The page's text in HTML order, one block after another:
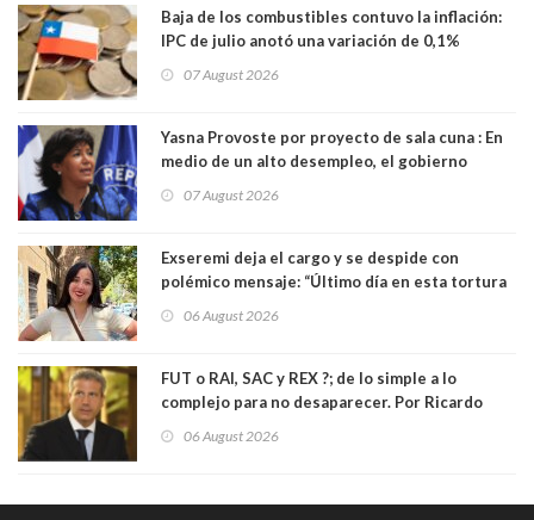
Baja de los combustibles contuvo la inflación:
IPC de julio anotó una variación de 0,1%
07 August 2026
Yasna Provoste por proyecto de sala cuna : En
medio de un alto desempleo, el gobierno
07 August 2026
Exseremi deja el cargo y se despide con
polémico mensaje: “Último día en esta tortura
06 August 2026
FUT o RAI, SAC y REX ?; de lo simple a lo
complejo para no desaparecer. Por Ricardo
06 August 2026